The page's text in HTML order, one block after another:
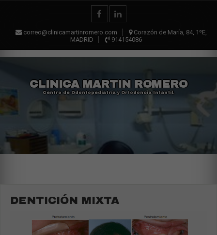
correo@clinicamartinromero.com
Corazón de María, 84, 1ºE,
MADRID
914154086
CLINICA MARTIN ROMERO
Centro de Odontopediatría y Ortodoncia Infantil.
DENTICIÓN MIXTA